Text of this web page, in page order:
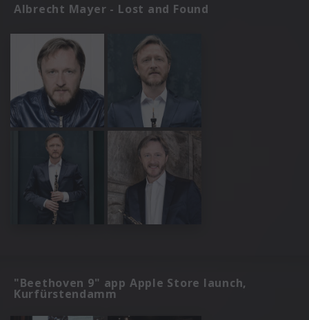
Albrecht Mayer - Lost and Found
"Beethoven 9" app Apple Store launch,
Kurfürstendamm